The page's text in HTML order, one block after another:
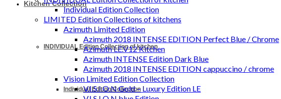
Kitchen Collection
INDIVIDUAL Edition Collection of kitchen
Individual Edition Collection
Individual Edition Collection
LIMITED Edition Collections of kitchens
Azimuth Limited Edition
Azimuth 2018 INTENSE EDITION Perfect Blue / Chrome
Azimuth LE.V12 Kitchen
Azimuth INTENSE Edition Dark Blue
Azimuth 2018 INTENSE EDITION cappuccino / chrome
Vision Limited Edition Collection
V.I.S.I.O.N Gold – Luxury Edition LE